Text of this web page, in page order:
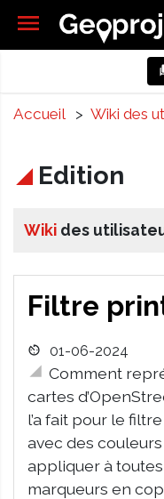
Accueil> Wiki des
Edition
Wiki des
Filtre
01-06-2024
Comment
cartes
l’a fait pour le
avec des
appliquer à
marqueurs en